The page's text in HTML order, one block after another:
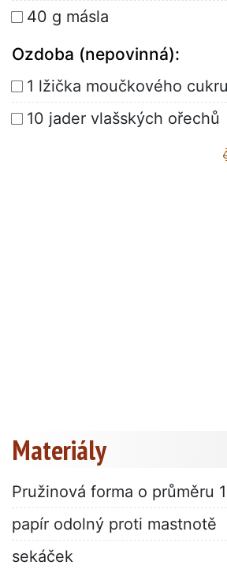
40 g másla
Ozdoba (nepovinná):
1 lžička moučkového cukru
10 jader vlašských ořechů
Materiály
Pružinová forma o průměru
papír odolný proti mastnotě
sekáček